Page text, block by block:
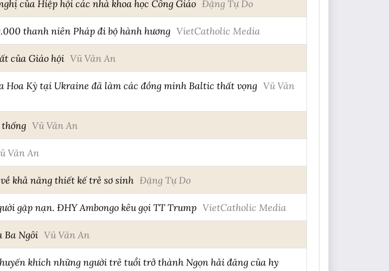
của Hiệp hội các nhà khoa học Công Giáo Đặng Tự Do
thanh niên Pháp đi bộ hành hương VietCatholic Media
của Giáo hội Vũ Văn An
Hoa Kỳ tại Ukraine đã làm các đồng minh Baltic thất vọng Vũ Văn
Vũ Văn An
Văn An
khả năng thiết kế trẻ sơ sinh Đặng Tự Do
gặp nạn. ĐHY Ambongo kêu gọi TT Trump VietCatholic Media
Ba Ngôi Vũ Văn An
khích những người trẻ tuổi trở thành Ngọn hải đăng của hy